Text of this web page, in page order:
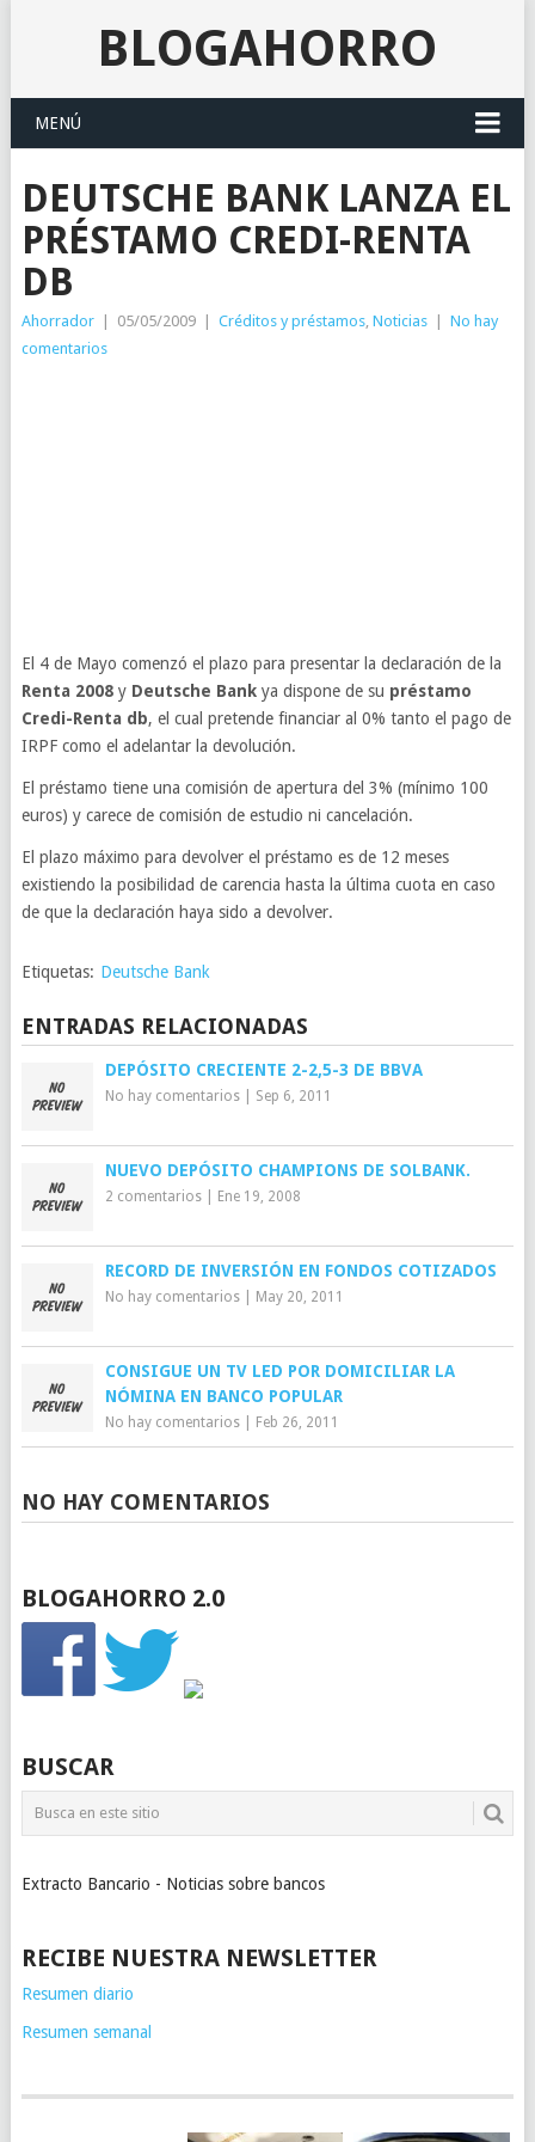
BLOGAHORRO
MENÚ
DEUTSCHE BANK LANZA EL
PRÉSTAMO CREDI-RENTA
DB
Ahorrador 05/05/2009 Créditos y préstamos, Noticias
No hay
comentarios
El 4 de Mayo comenzó el plazo para presentar la declaración de la
Renta 2008y Deutsche Bankya dispone de su préstamo
Credi-Renta db, el cual pretende financiar al 0% tanto el pago de
IRPF como el adelantar la devolución.
El préstamo tiene una comisión de apertura del 3% (mínimo 100
euros) y carece de comisión de estudio ni cancelación.
El plazo máximo para devolver el préstamo es de 12 meses
existiendo la posibilidad de carencia hasta la última cuota en caso
de que la declaración haya sido a devolver.
Etiquetas: Deutsche Bank
ENTRADAS RELACIONADAS
DEPÓSITO CRECIENTE 2-2,5-3 DE BBVA
No hay comentarios| Sep 6, 2011
NUEVO DEPÓSITO CHAMPIONS DE SOLBANK.
2 comentarios| Ene 19, 2008
RECORD DE INVERSIÓN EN FONDOS COTIZADOS
No hay comentarios| May 20, 2011
CONSIGUE UN TV LED POR DOMICILIAR LA
NÓMINA EN BANCO POPULAR
No hay comentarios| Feb 26, 2011
NO HAY COMENTARIOS
BLOGAHORRO 2.0
BUSCAR
Extracto Bancario - Noticias sobre bancos
RECIBE NUESTRA NEWSLETTER
Resumen diario
Resumen semanal